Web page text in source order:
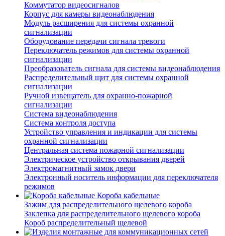
Коммутатор видеосигналов
Корпус для камеры видеонаблюдения
Модуль расширения для системы охранной
сигнализации
Оборудование передачи сигнала тревоги
Переключатель режимов для системы охранной
сигнализации
Преобразователь сигнала для системы видеонаблюдения
Распределительный щит для системы охранной
сигнализации
Ручной извещатель для охранно-пожарной
сигнализации
Система видеонаблюдения
Система контроля доступа
Устройство управления и индикации для системы
охранной сигнализации
Центральная система пожарной сигнализации
Электрическое устройство открывания дверей
Электромагнитный замок двери
Электронный носитель информации для переключателя
режимов
Короба кабельные
Зажим для распределительного щелевого короба
Заклепка для распределительного щелевого короба
Короб распределительный щелевой